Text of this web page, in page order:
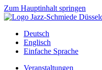
Zum Hauptinhalt springen
Deutsch
Englisch
Einfache Sprache
Veranstaltungen